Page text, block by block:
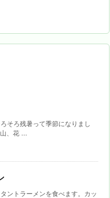
そろ残暑って季節になりまし
、花 ...
ントラーメンを食べます。カッ